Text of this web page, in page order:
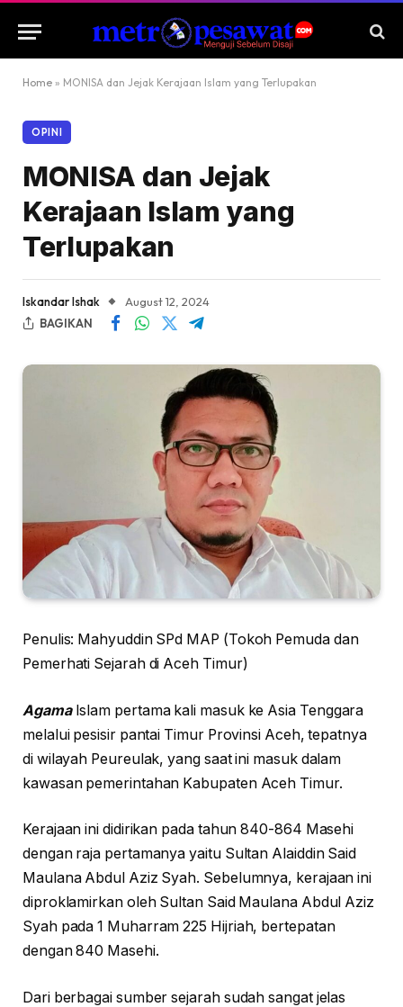
Home » MONISA dan Jejak Kerajaan Islam yang Terlupakan
OPINI
MONISA dan Jejak
Kerajaan Islam yang
Terlupakan
Iskandar Ishak
August 12, 2024
BAGIKAN
Penulis: Mahyuddin SPd MAP (Tokoh Pemuda dan
Pemerhati Sejarah di Aceh Timur)
AgamaIslam pertama kali masuk ke Asia Tenggara
melalui pesisir pantai Timur Provinsi Aceh, tepatnya
di wilayah Peureulak, yang saat ini masuk dalam
kawasan pemerintahan Kabupaten Aceh Timur.
Kerajaan ini didirikan pada tahun 840-864 Masehi
dengan raja pertamanya yaitu Sultan Alaiddin Said
Maulana Abdul Aziz Syah. Sebelumnya, kerajaan ini
diproklamirkan oleh Sultan Said Maulana Abdul Aziz
Syah pada 1 Muharram 225 Hijriah, bertepatan
dengan 840 Masehi.
Dari berbagai sumber sejarah sudah sangat jelas